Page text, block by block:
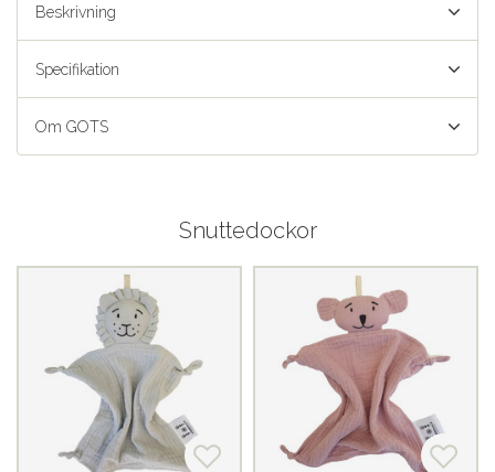
Beskrivning
Specifikation
Om GOTS
Snuttedockor